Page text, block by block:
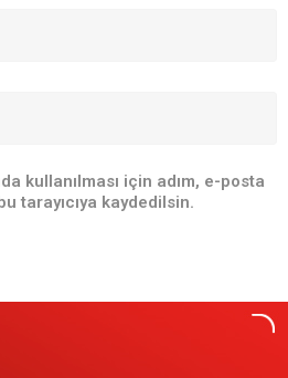
kullanılması için adım, e-posta
tarayıcıya kaydedilsin.